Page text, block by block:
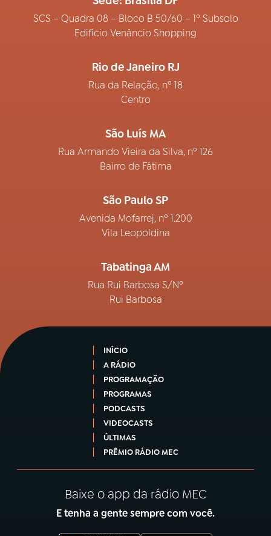
SCS – Quadra 08 – Bloco B 50/60 – 1º Subsolo
Edifício Venâncio Shopping
Rio de Janeiro RJ
Rua da Relação, nº 18
Centro
São Luís MA
Rua Armando Vieira da Silva, nº 126
Bairro de Fátima
São Paulo SP
Avenida Mofarrej, nº 1.200
Vila Leopoldina
Tabatinga AM
Rua Rui Barbosa S/Nº
Rui Barbosa
INÍCIO
A RÁDIO
PROGRAMAÇÃO
PROGRAMAS
PODCASTS
VIDEOCASTS
ÚLTIMAS
PRÊMIO RÁDIO MEC
Baixe o app da rádio MEC
E tenha a gente sempre com você.